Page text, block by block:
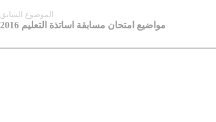
الموضوع السابق
مواضيع امتحان مسابقة اساتذة التعليم 2016